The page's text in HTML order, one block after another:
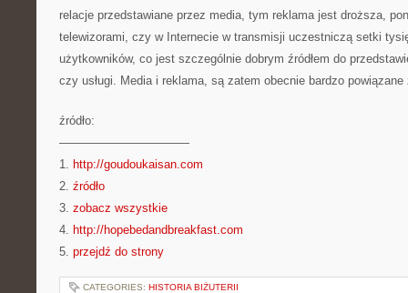
relacje przedstawiane przez media, tym reklama jest droższa,
telewizorami, czy w Internecie w transmisji uczestniczą setki
użytkowników, co jest szczególnie dobrym źródłem do
czy usługi. Media i reklama, są zatem obecnie bardzo powiązane
źródło:
———————————
1. http://goudoukaisan.com
2. źródło
3. zobacz wszystkie
4. http://hopebedandbreakfast.com
5. przejdź do strony
CATEGORIES: HISTORIA BIŻUTERII